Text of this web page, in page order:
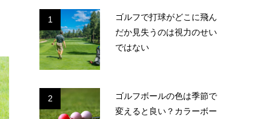
1
ゴルフで打球がどこに飛ん
だか見失うのは視力のせい
ではない
2
ゴルフボールの色は季節で
変えると良い？カラーボー